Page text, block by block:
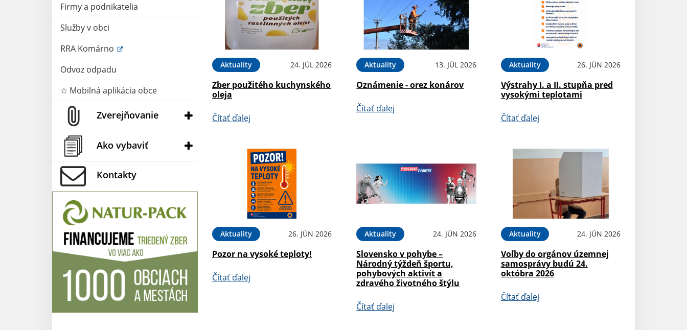
Firmy a podnikatelia
Služby v obci
RRA Komárno
Odvoz odpadu
☆ Mobilná aplikácia obce
Zverejňovanie
Ako vybaviť
Kontakty
Aktuality 24. JÚL 2026
Zber použitého kuchynského
oleja
Čítať ďalej
Aktuality 13. JÚL 2026
Oznámenie - orez konárov
Čítať ďalej
Aktuality 26. JÚN 2026
Výstrahy I. a II. stupňa pred
vysokými teplotami
Čítať ďalej
Aktuality 26. JÚN 2026
Pozor na vysoké teploty!
Čítať ďalej
Aktuality 24. JÚN 2026
Slovensko v pohybe –
Národný týždeň športu,
pohybových aktivít a
zdravého životného štýlu
Čítať ďalej
Aktuality 24. JÚN 2026
Voľby do orgánov územnej
samosprávy budú 24.
októbra 2026
Čítať ďalej